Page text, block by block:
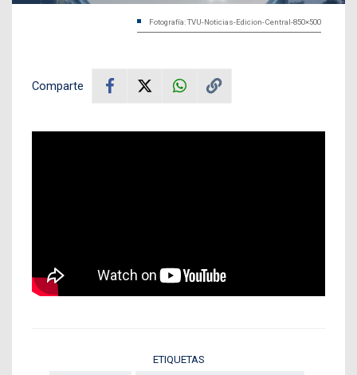
Fotografía: TVU-Noticias-Edicion-Central-850×500
Comparte
ETIQUETAS